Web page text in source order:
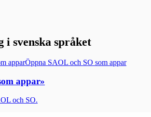
i svenska språket
Öppna SAOL och SO som appar
appar»
och SO.